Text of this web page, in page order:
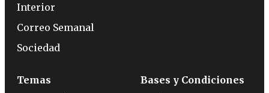
Interior
Correo Semanal
Sociedad
Temas
Bases y Condiciones